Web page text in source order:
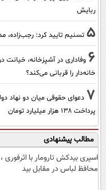
ربایش
5 تسنیم تایید کرد:
6 وفاداری در آشپزخانه،
خانه‌دار را قربانی می‌کند؟
7 دعوای حقوقی میان دو نهاد
پرداخت ۱۳۸ هزار میلیارد تومان
مطالب پیشنهادی
اسپری بیدکش تارومار با اثرفوری ،
محافظ لباس در مقابل بید